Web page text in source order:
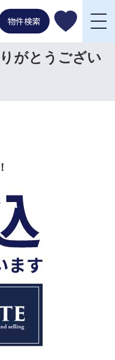
物件検索
がとうござい